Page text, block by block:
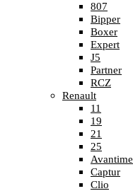
807
Bipper
Boxer
Expert
J5
Partner
RCZ
Renault
11
19
21
25
Avantime
Captur
Clio